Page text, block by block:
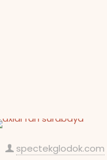
spectekglodok.com